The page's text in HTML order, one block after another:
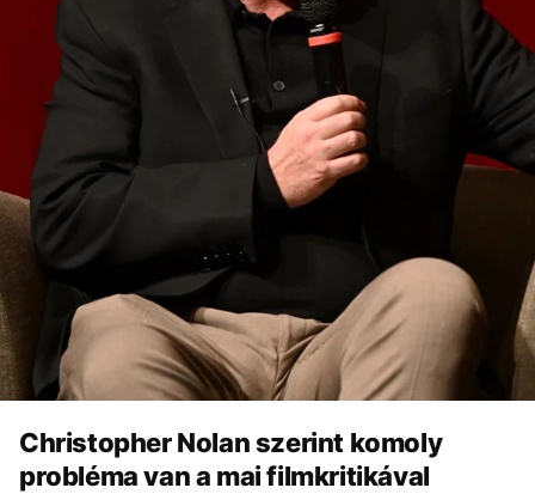
Christopher Nolan szerint komoly
probléma van a mai filmkritikával